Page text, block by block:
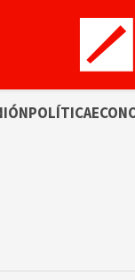
POLÍTICA